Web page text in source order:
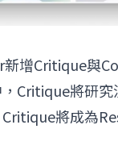
增Critique與
Critique將研究
將成為